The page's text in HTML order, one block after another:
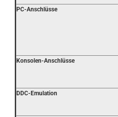
PC-Anschlüsse
Konsolen-Anschlüsse
DDC-Emulation